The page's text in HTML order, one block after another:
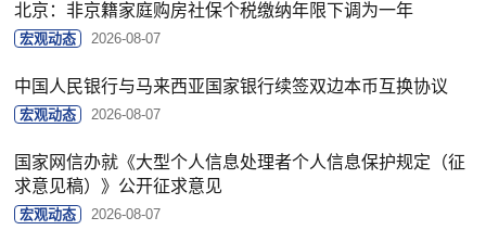
北京：非京籍家庭购房社保个税缴纳年限下调为一年
宏观动态 2026-08-07
中国人民银行与马来西亚国家银行续签双边本币互换协议
宏观动态 2026-08-07
国家网信办就《大型个人信息处理者个人信息保护规定（征
求意见稿）》公开征求意见
宏观动态 2026-08-07